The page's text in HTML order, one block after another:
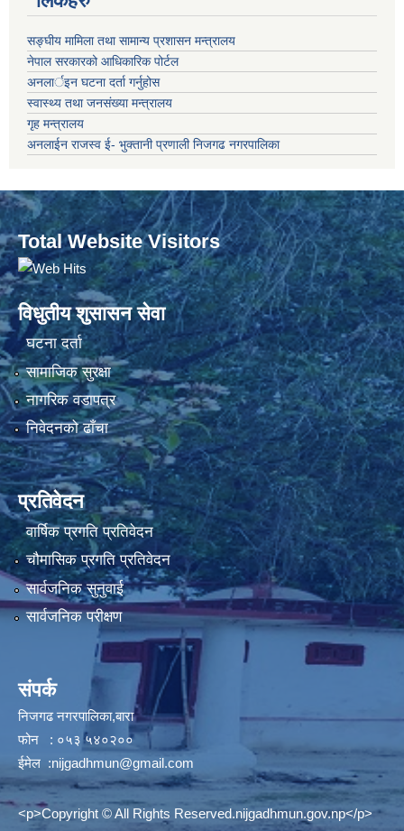
सङ्‍घीय मामिला तथा सामान्य प्रशासन मन्त्रालय
नेपाल सरकारको आधिकारिक पोर्टल
अनलार्इन घटना दर्ता गर्नुहोस
स्वास्थ्य तथा जनसंख्या मन्त्रालय
गृह मन्त्रालय
अनलाईन राजस्व ई- भुक्तानी प्रणाली निजगढ नगरपालिका
Total Website Visitors
विधुतीय शुसासन सेवा
घटना दर्ता
सामाजिक सुरक्षा
नागरिक वडापत्र
निवेदनको ढाँचा
प्रतिवेदन
वार्षिक प्रगति प्रतिवेदन
चौमासिक प्रगति प्रतिवेदन
सार्वजनिक सुनुवाई
सार्वजनिक परीक्षण
संपर्क
निजगढ नगरपालिका,बारा
फोन : ०५३ ५४०२००
ईमेल :nijgadhmun@gmail.com
<p>Copyright © All Rights Reserved.nijgadhmun.gov.np</p>